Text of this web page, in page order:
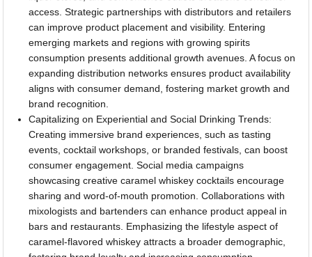
access. Strategic partnerships with distributors and retailers
can improve product placement and visibility. Entering
emerging markets and regions with growing spirits
consumption presents additional growth avenues. A focus on
expanding distribution networks ensures product availability
aligns with consumer demand, fostering market growth and
brand recognition.
Capitalizing on Experiential and Social Drinking Trends:
Creating immersive brand experiences, such as tasting
events, cocktail workshops, or branded festivals, can boost
consumer engagement. Social media campaigns
showcasing creative caramel whiskey cocktails encourage
sharing and word-of-mouth promotion. Collaborations with
mixologists and bartenders can enhance product appeal in
bars and restaurants. Emphasizing the lifestyle aspect of
caramel-flavored whiskey attracts a broader demographic,